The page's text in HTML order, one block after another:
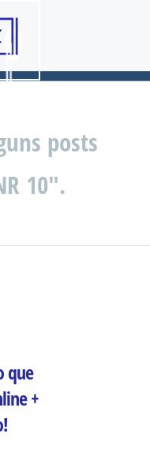
posts
10".
que
+